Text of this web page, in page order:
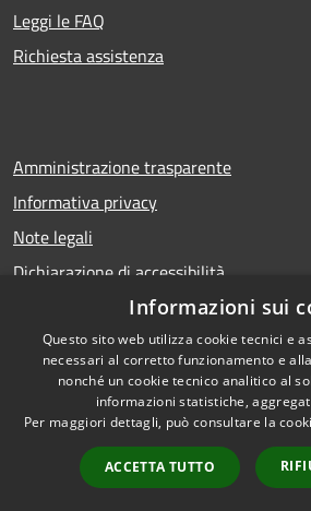
Leggi le FAQ
Richiesta assistenza
Amministrazione trasparente
Informativa privacy
Note legali
Dichiarazione di accessibilità
RSS
Accessibilità
Privacy
Mappa del sito
Informazioni sui
Questo sito web utilizza cookie tecnici e
necessari al corretto funzionamento e
nonché un cookie tecnico analitico al
informazioni statistiche,
Per maggiori dettagli, può consultare la
ACCETTA TUTTO